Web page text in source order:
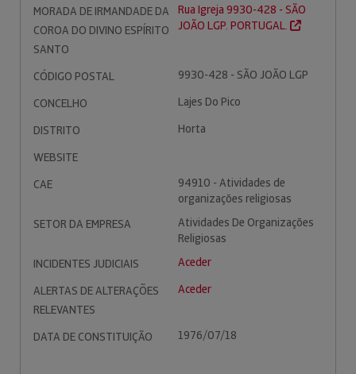
MORADA DE IRMANDADE DA
COROA DO DIVINO ESPÍRITO
SANTO
Rua Igreja 9930-428 - SÃO
JOÃO LGP. PORTUGAL.
CÓDIGO POSTAL
9930-428 - SÃO JOÃO LGP
CONCELHO
Lajes Do Pico
DISTRITO
Horta
WEBSITE
CAE
94910 - Atividades de
organizações religiosas
SETOR DA EMPRESA
Atividades De Organizações
Religiosas
INCIDENTES JUDICIAIS
Aceder
ALERTAS DE ALTERAÇÕES
RELEVANTES
Aceder
DATA DE CONSTITUIÇÃO 1976/07/18